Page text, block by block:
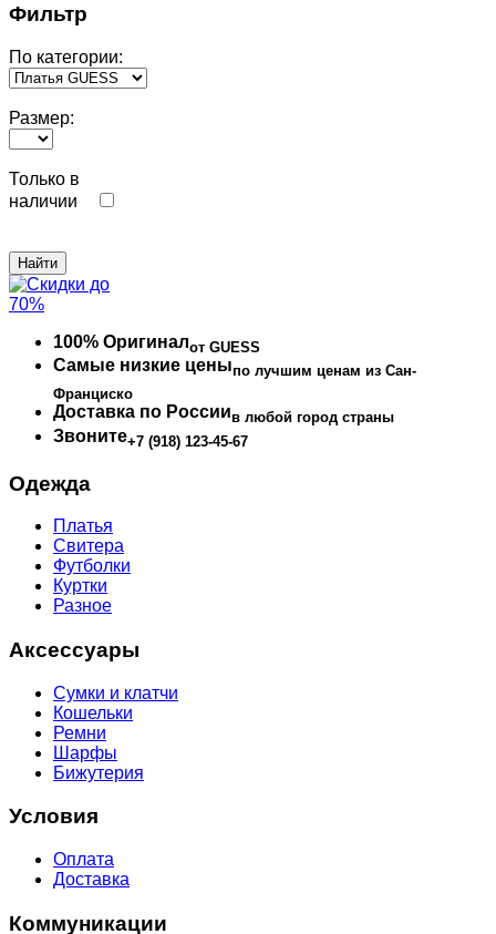
Фильтр
По категории:
Размер:
Только в
наличии
100% Оригиналот GUESS
Самые низкие ценыпо лучшим ценам из Сан-
Франциско
Доставка по Россиив любой город страны
Звоните+7 (918) 123-45-67
Одежда
Платья
Свитера
Футболки
Куртки
Разное
Аксессуары
Сумки и клатчи
Кошельки
Ремни
Шарфы
Бижутерия
Условия
Оплата
Доставка
Коммуникации